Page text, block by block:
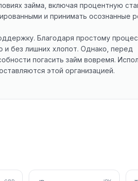
займа, включая процентную
и принимать осознанные
Благодаря простому
и без лишних хлопот. Однако, перед
погасить займ вовремя.
этой организацией.